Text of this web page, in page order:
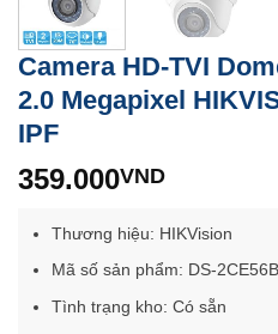
Camera HD-TVI
2.0 Megapixel
IPF
359.000VND
Thương hiệu: HIKVision
Mã số sản phẩm: DS-
Tình trạng kho: Có sẵn